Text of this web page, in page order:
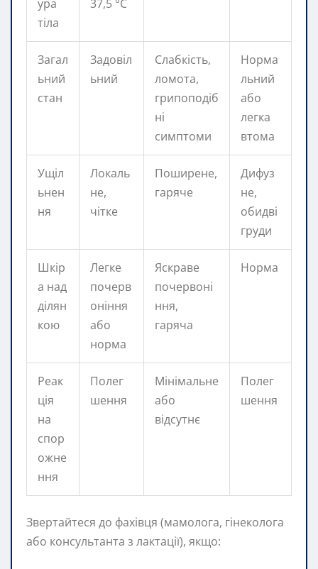
ура
тіла
37,5 °C
Загал
ьний
стан
Задовіл
ьний
Слабкість,
ломота,
грипоподіб
ні
симптоми
Норма
льний
або
легка
втома
Ущіл
ьнен
ня
Локаль
не,
чітке
Поширене,
гаряче
Дифуз
не,
обидві
груди
Шкір
а над
ділян
кою
Легке
почерв
оніння
або
норма
Яскраве
почервоні
ння,
гаряча
Норма
Реак
ція
на
спор
ожне
ння
Полег
шення
Мінімальне
або
відсутнє
Полег
шення
Звертайтеся до фахівця (мамолога, гінеколога
або консультанта з лактації), якщо: